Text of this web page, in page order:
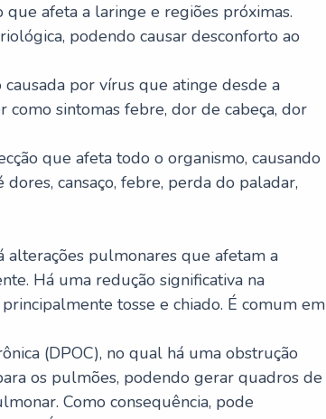
que afeta a laringe e regiões próximas.
podendo causar desconforto ao
por vírus que atinge desde a
sintomas febre, dor de cabeça, dor
que afeta todo o organismo, causando
cansaço, febre, perda do paladar,
alterações pulmonares que afetam a
Há uma redução significativa na
tosse e chiado. É comum em
(DPOC), no qual há uma obstrução
os pulmões, podendo gerar quadros de
Como consequência, pode